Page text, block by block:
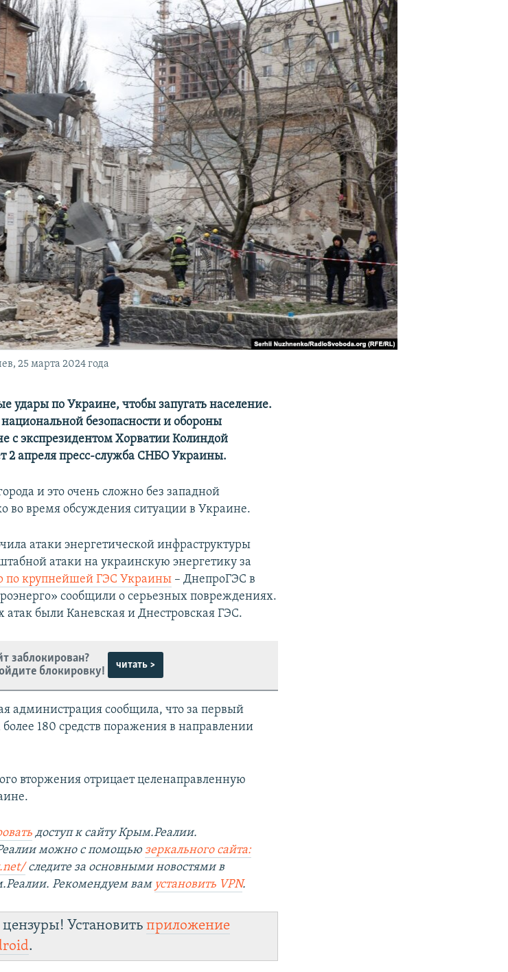
25 марта 2024 года
удары по Украине, чтобы запугать население.
безопасности и обороны
с экспрезидентом Хорватии Колиндой
2 апреля пресс-служба СНБО Украины.
и это очень сложно без западной
во время обсуждения ситуации в Украине.
атаки энергетической инфраструктуры
атаки на украинскую энергетику за
по крупнейшей ГЭС Украины – ДнепроГЭС в
сообщили о серьезных повреждениях.
атак были Каневская и Днестровская ГЭС.
заблокирован?
блокировку!
читать >
администрация сообщила, что за первый
более 180 средств поражения в направлении
вторжения отрицает целенаправленную
доступ к сайту Крым.Реалии.
можно с помощьюзеркального сайта:
следите за основными новостями в
Рекомендуем вам установить VPN.
Установитьприложение
.